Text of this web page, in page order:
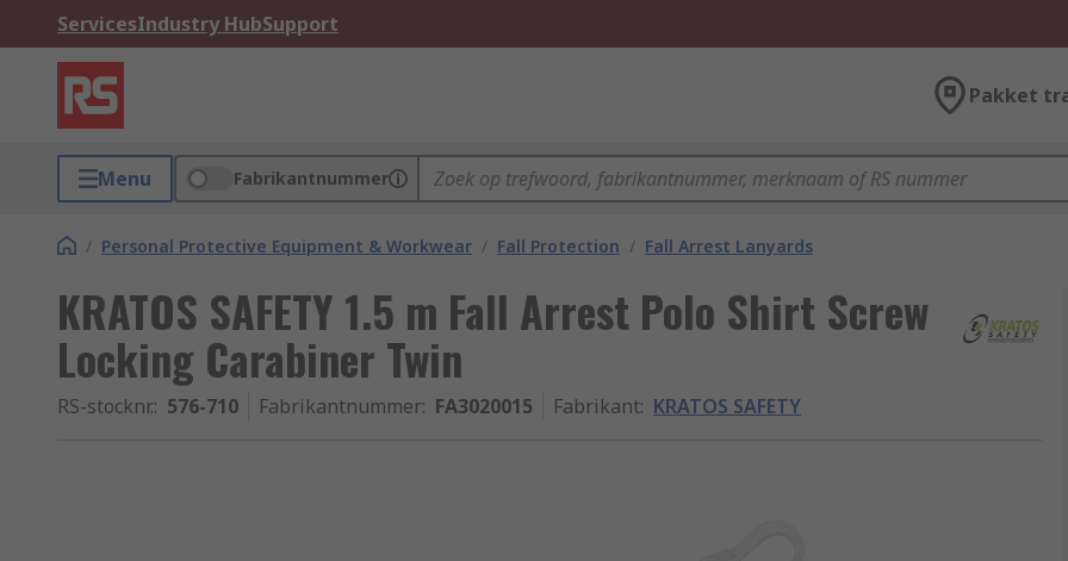
ServicesIndustry HubSupport
Pakket
Menu Fabrikantnummer
/ Personal Protective Equipment & Workwear / Fall Protection / Fall Arrest Lanyards
KRATOS SAFETY 1.5 m Fall Arrest Polo Shirt Screw
Locking Carabiner Twin
RS-stocknr.: 576-710 Fabrikantnummer: FA3020015 Fabrikant: KRATOS SAFETY